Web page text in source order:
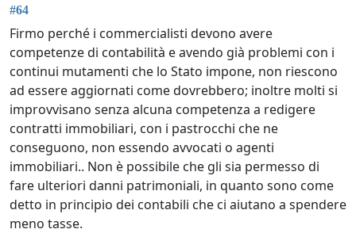
#64
Firmo perché i commercialisti devono avere
competenze di contabilità e avendo già problemi con i
continui mutamenti che lo Stato impone, non riescono
ad essere aggiornati come dovrebbero; inoltre molti si
improvvisano senza alcuna competenza a redigere
contratti immobiliari, con i pastrocchi che ne
conseguono, non essendo avvocati o agenti
immobiliari.. Non è possibile che gli sia permesso di
fare ulteriori danni patrimoniali, in quanto sono come
detto in principio dei contabili che ci aiutano a spendere
meno tasse.